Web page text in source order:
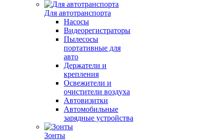
Для автотранспорта
Насосы
Видеорегистраторы
Пылесосы
портативные для
авто
Держатели и
крепления
Освежители и
очистители воздуха
Автовизитки
Автомобильные
зарядные устройства
Зонты